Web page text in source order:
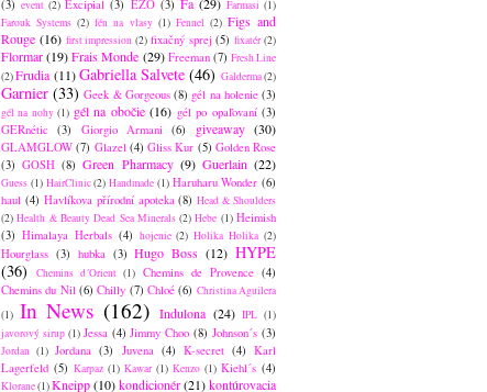
(3) event (2) Excipial (3) EZO (3) Farmasi (1)
Farouk Systems (2) fén na vlasy (1) Fennel (2) Figs and
Rouge (16) first impression (2) fixačný sprej (5) fixatér (2)
Flormar(19) Frais Monde (29) Freeman (7) Fresh Line
(2)Frudia (11) Gabriella Salvete (46) Galderma(2)
Garnier (33) Geek & Gorgeous (8) gél na holenie (3)
gél na nohy (1) gél na obočie (16) gél po opaľovaní (3)
GERnétic (3) Giorgio Armani (6) giveaway (30)
GLAMGLOW (7) Glazel (4) Gliss Kur (5) Golden Rose
(3) GOSH (8) Green Pharmacy (9) Guerlain (22)
Guess (1) HairClinic (2) Handmade (1) Haruharu Wonder (6)
haul (4) Havlíkova přírodní apoteka (8) Head & Shoulders
(2) Health & Beauty Dead Sea Minerals (2) Hebe (1) Heimish
(3) Himalaya Herbals (4) hojenie (2) Holika Holika (2)
Hourglass (3) hubka (3) Hugo Boss (12) HYPE
(36)
Chemins d´Orient (1) Chemins de Provence (4)
Chemins du Nil (6) Chilly (7) Chloé (6) Christina Aguilera
(1) In News (162) Indulona (24) IPL (1)
javorový sirup (1) Jessa (4) Jimmy Choo (8) Johnson´s (3)
Jordan (1) Jordana (3) Juvena (4) K-secret (4) Karl
Lagerfeld (5) Karpaz (1) Kawar (1) Kenzo (1) Kiehl´s (4)
Klorane(1)Kneipp(10)kondicionér(21)kontúrovacia